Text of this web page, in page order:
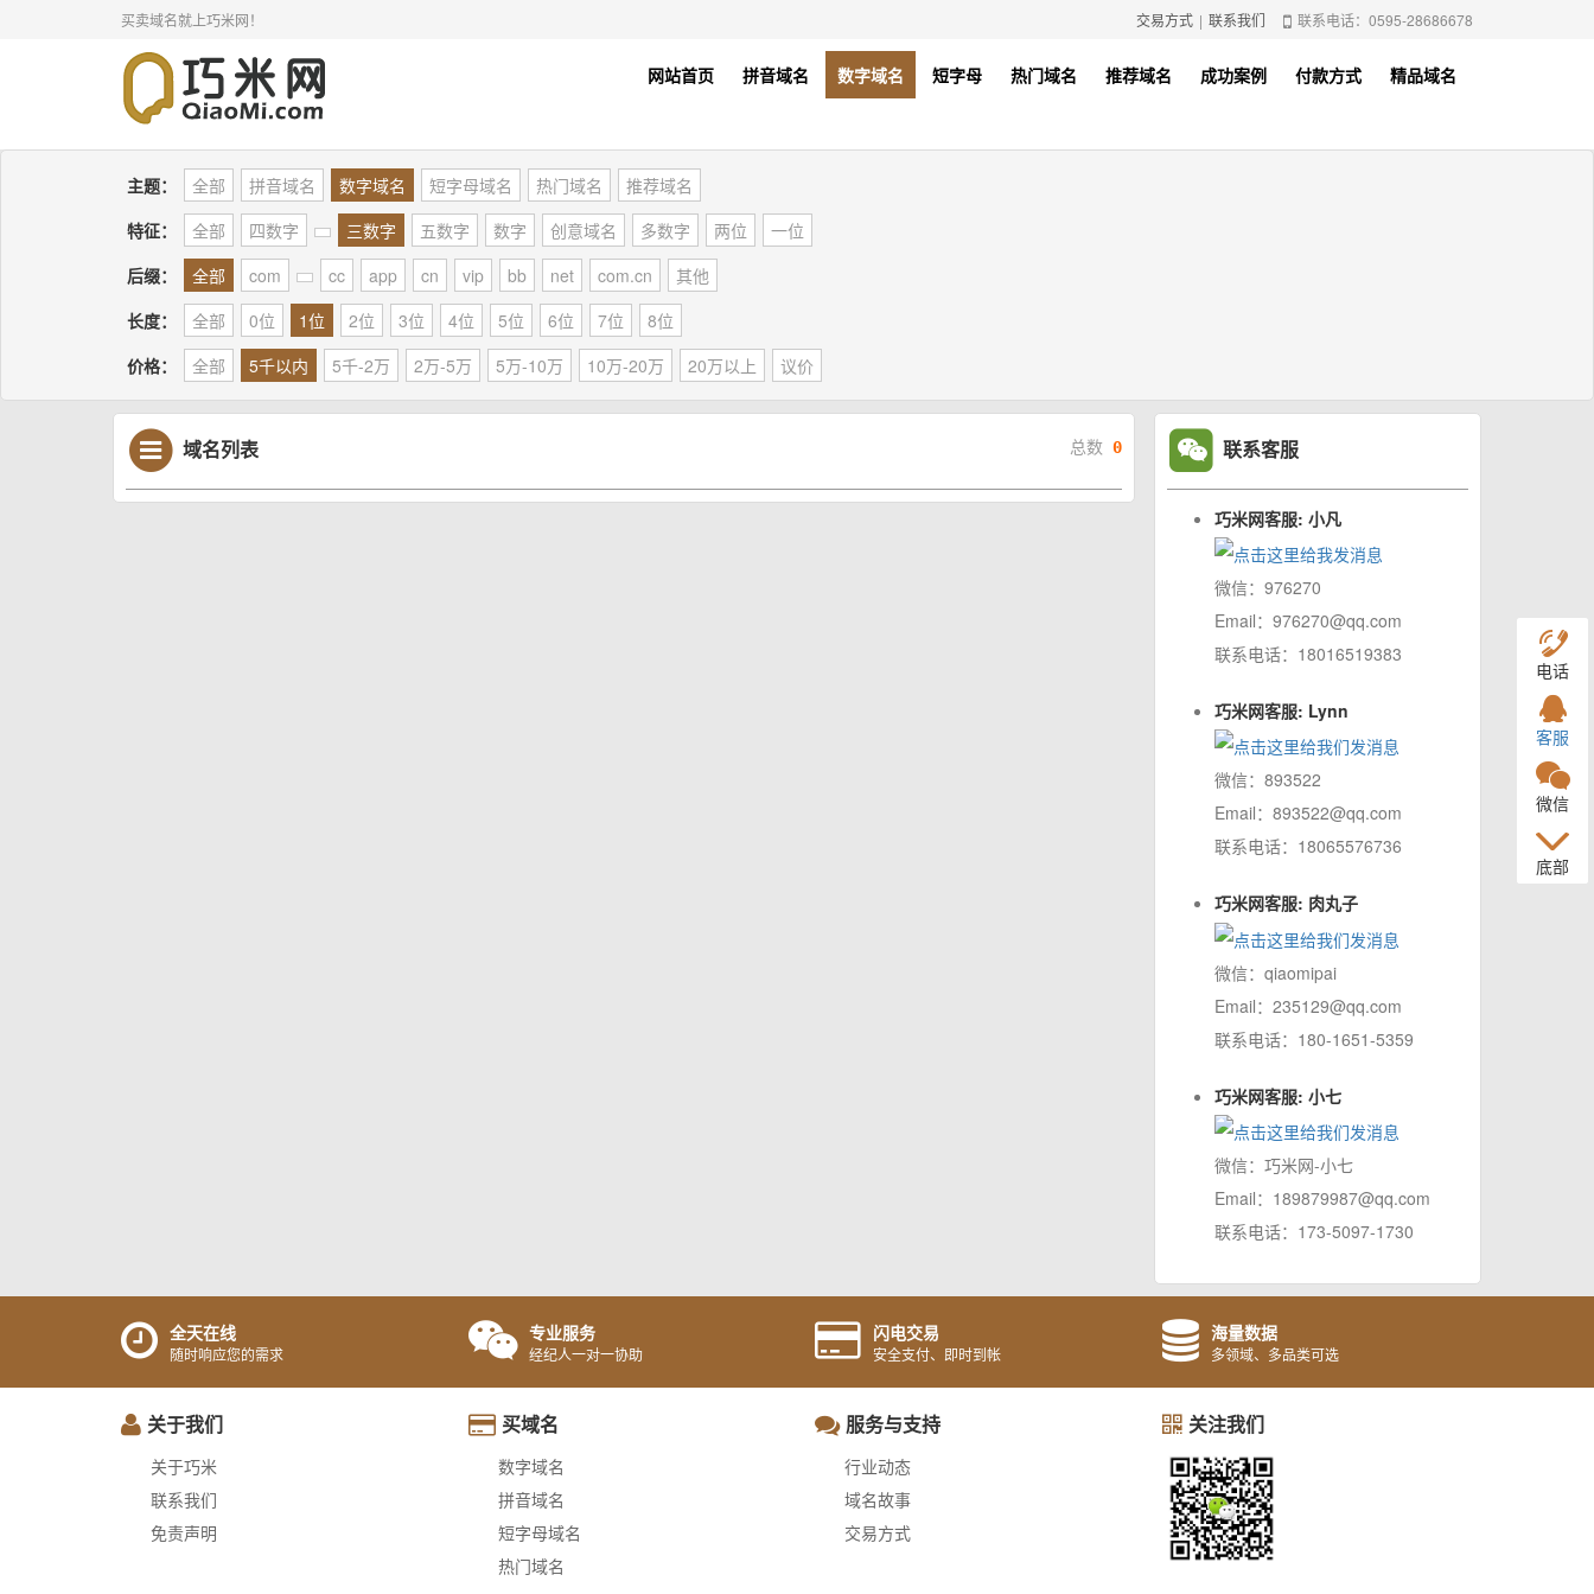
买卖域名就上巧米网！ 联系电话：0595-28686678
交易方式 | 联系我们
网站首页 拼音域名 数字域名 短字母 热门域名 推荐域名 成功案例 付款方式 精品域名
主题： 全部 拼音域名 数字域名 短字母域名 热门域名
推荐域名
特征：
全部 四数字 三数字 五数字 数字 创意域名 多数字 两位
一位
后缀：
全部 com cc app cn vip bb net com.cn
其他
长度：
全部 0位 1位 2位 3位 4位 5位 6位 7位
8位
价格：
全部 5千以内 5千-2万 2万-5万 5万-10万 10万-20万 20万以上 议价
域名列表 总数 0 联系客服
巧米网客服: 小凡
微信：976270
Email：976270@qq.com
联系电话：18016519383
巧米网客服: Lynn
微信：893522
Email：893522@qq.com
联系电话：18065576736
巧米网客服: 肉丸子
微信：qiaomipai
Email：235129@qq.com
联系电话：180-1651-5359
巧米网客服: 小七
微信：巧米网-小七
Email：189879987@qq.com
联系电话：173-5097-1730
全天在线
随时响应您的需求
专业服务
经纪人一对一协助
闪电交易
安全支付、即时到帐
海量数据
多领域、多品类可选
关于我们
关于巧米
联系我们
免责声明
买域名
数字域名
拼音域名
短字母域名
热门域名
服务与支持
行业动态
域名故事
交易方式
关注我们
电话
客服
微信
底部